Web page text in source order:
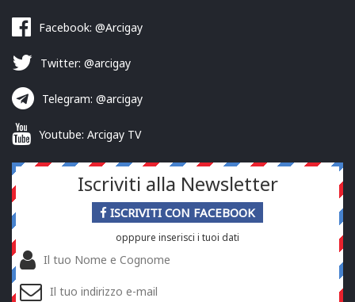
Facebook: @Arcigay
Twitter: @arcigay
Telegram: @arcigay
Youtube: Arcigay TV
Iscriviti alla Newsletter
ISCRIVITI CON FACEBOOK
opppure inserisci i tuoi dati